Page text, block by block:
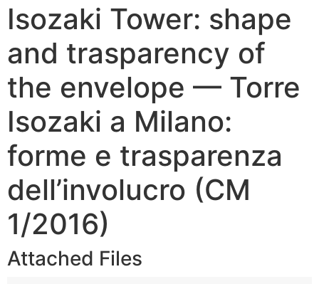
Isozaki Tower: shape
and trasparency of
the envelope — Torre
Isozaki a Milano:
forme e trasparenza
dell’involucro (CM
1/2016)
Attached Files